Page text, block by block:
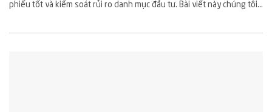
phiếu tốt và kiểm soát rủi ro danh mục đầu tư. Bài viết này chúng tôi...